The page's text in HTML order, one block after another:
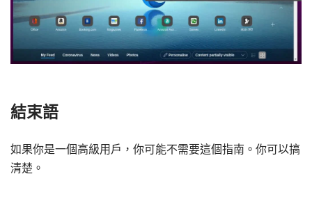
結束語
如果你是一個高級用戶，你可能不需要這個指南。你可以搞
清楚。